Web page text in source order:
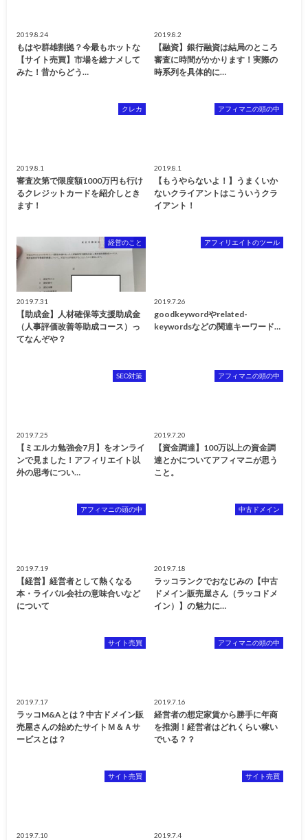
2019.8.24
もはや群雄割拠？今最もホットな
【サイト売買】市場を総ナメして
みた！昔からどう…
2019.8.2
【融資】銀行融資は結局のところ
審査に時間がかかります！実際の
時系列を具体的に…
クレカ
2019.8.1
審査次第で限度額1000万円も行け
るクレジットカードを紹介しとき
ます！
アフィマニの頭の中
2019.8.1
【もうやらないよ！】うまくいか
ないクライアントはこういうクラ
イアント！
経営のこと
2019.7.31
【助成金】人材確保等支援助成金
（人事評価改善等助成コース）っ
てなんぞや？
アフィリエイトのツール
2019.7.26
goodkeywordやrelated-
keywordsなどの関連キーワード…
SEO対策
2019.7.25
【ミエルカ勉強会7月】をオンライ
ンで見ました！アフィリエイト以
外の思考につい…
アフィマニの頭の中
2019.7.20
【資金調達】100万以上の資金調
達とかについてアフィマニが思う
こと。
アフィマニの頭の中
2019.7.19
【経営】経営者として熱くなる
本・ライバル会社の意味合いなど
について
中古ドメイン
2019.7.18
ラッコランクでおなじみの【中古
ドメイン販売屋さん（ラッコドメ
イン）】の魅力に…
サイト売買
2019.7.17
ラッコM&Aとは？中古ドメイン販
売屋さんの始めたサイトＭ＆Ａサ
ービスとは？
アフィマニの頭の中
2019.7.16
経営者の想定家賃から勝手に年商
を推測！経営者はどれくらい稼い
でいる？？
サイト売買
2019.7.10
サイト売買
2019.7.4